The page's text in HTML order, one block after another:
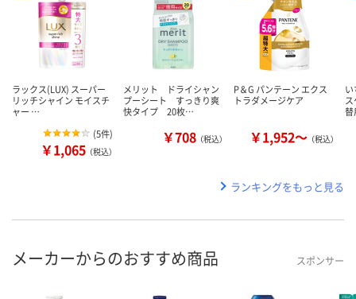
ラックス(LUX) スーパー
リッチシャイン モイスチ
ャー …
(5件)
￥1,065 （税込）
メリット ドライシャン
プーシート すっきり爽
快タイプ 20枚…
￥708 （税込）
P＆G パンテーン エクス
トラダメージケア
￥1,952～ （税込）
ランキングをもっと見る
メーカーからのおすすめ商品 スポンサー